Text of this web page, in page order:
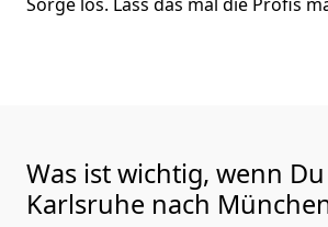
Was ist wichtig, wenn
Karlsruhe nach